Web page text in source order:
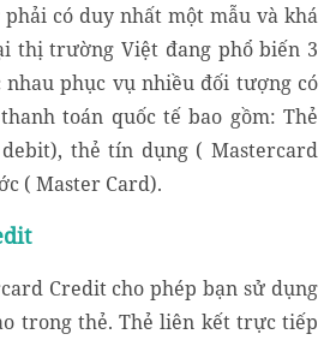
có duy nhất một mẫu và khá
thị trường Việt đang phổ biến 3
phục vụ nhiều đối tượng có
toán quốc tế bao gồm: Thẻ
thẻ tín dụng ( Mastercard
( Master Card).
Credit cho phép bạn sử dụng
trong thẻ. Thẻ liên kết trực tiếp